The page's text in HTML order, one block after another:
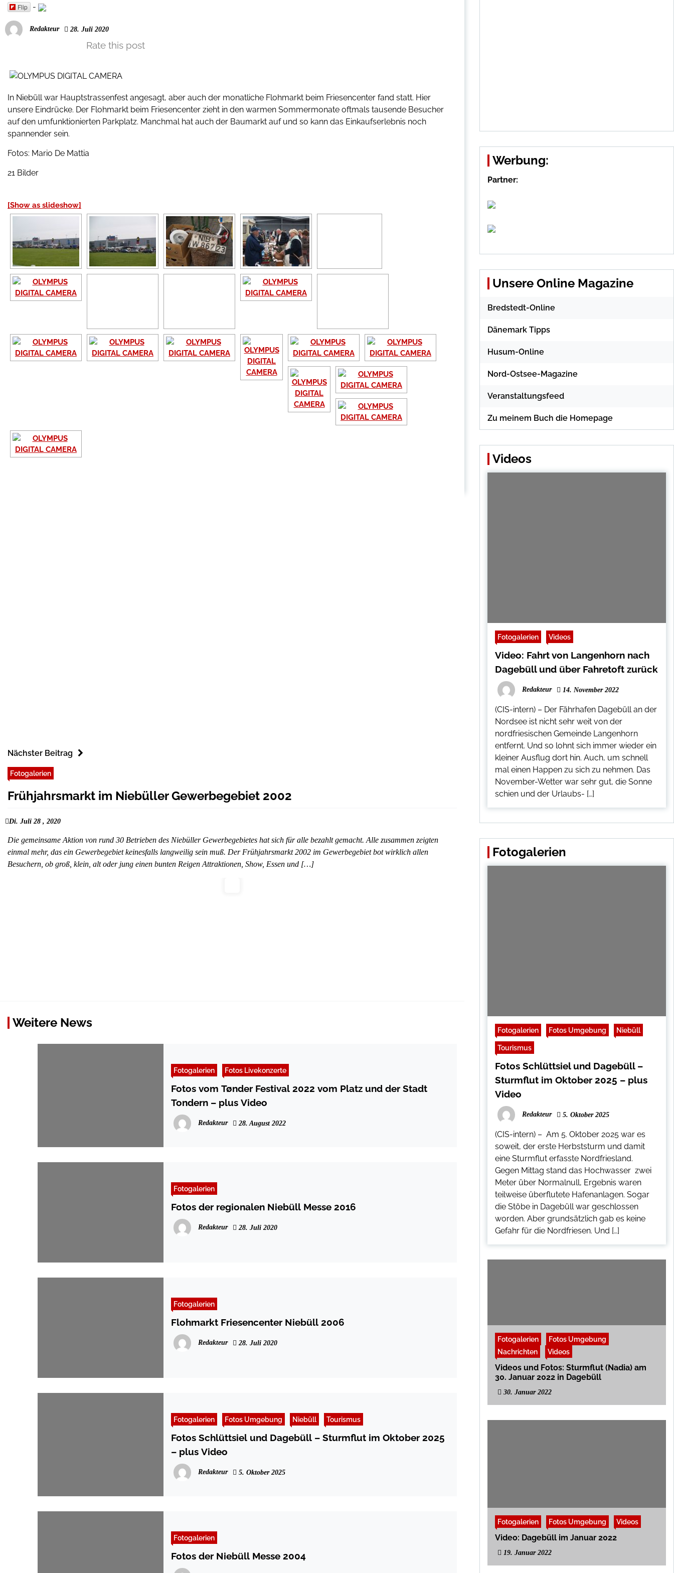
Flip -
Redakteur 28. Juli 2020
Rate this post
In Niebüll war Hauptstrassenfest angesagt, aber auch der monatliche Flohmarkt beim Friesencenter fand statt. Hier
unsere Eindrücke. Der Flohmarkt beim Friesencenter zieht in den warmen Sommermonate oftmals tausende Besucher
auf den umfunktionierten Parkplatz. Manchmal hat auch der Baumarkt auf und so kann das Einkaufserlebnis noch
spannender sein.
Fotos: Mario De Mattia
21 Bilder
[Show as slideshow]
Nächster Beitrag
Fotogalerien
Frühjahrsmarkt im Niebüller Gewerbegebiet 2002
Di. Juli 28 , 2020
Die gemeinsame Aktion von rund 30 Betrieben des Niebüller Gewerbegebietes hat sich für alle bezahlt gemacht. Alle zusammen zeigten
einmal mehr, das ein Gewerbegebiet keinesfalls langweilig sein muß. Der Frühjahrsmarkt 2002 im Gewerbegebiet bot wirklich allen
Besuchern, ob groß, klein, alt oder jung einen bunten Reigen Attraktionen, Show, Essen und […]
Weitere News
Fotogalerien Fotos Livekonzerte
Fotos vom Tønder Festival 2022 vom Platz und der Stadt
Tondern – plus Video
Redakteur 28. August 2022
Fotogalerien
Fotos der regionalen Niebüll Messe 2016
Redakteur 28. Juli 2020
Fotogalerien
Flohmarkt Friesencenter Niebüll 2006
Redakteur 28. Juli 2020
Fotogalerien Fotos Umgebung Niebüll Tourismus
Fotos Schlüttsiel und Dagebüll – Sturmflut im Oktober 2025
– plus Video
Redakteur 5. Oktober 2025
Fotogalerien
Fotos der Niebüll Messe 2004
Werbung:
Partner:
Unsere Online Magazine
Bredstedt-Online
Dänemark Tipps
Husum-Online
Nord-Ostsee-Magazine
Veranstaltungsfeed
Zu meinem Buch die Homepage
Videos
Fotogalerien Videos
Video: Fahrt von Langenhorn nach
Dagebüll und über Fahretoft zurück
Redakteur 14. November 2022
(CIS-intern) – Der Fährhafen Dagebüll an der
Nordsee ist nicht sehr weit von der
nordfriesischen Gemeinde Langenhorn
entfernt. Und so lohnt sich immer wieder ein
kleiner Ausflug dort hin. Auch, um schnell
mal einen Happen zu sich zu nehmen. Das
November-Wetter war sehr gut, die Sonne
schien und der Urlaubs- […]
Fotogalerien
Fotogalerien Fotos Umgebung Niebüll
Tourismus
Fotos Schlüttsiel und Dagebüll –
Sturmflut im Oktober 2025 – plus
Video
Redakteur 5. Oktober 2025
(CIS-intern) – Am 5. Oktober 2025 war es
soweit, der erste Herbststurm und damit
eine Sturmflut erfasste Nordfriesland.
Gegen Mittag stand das Hochwasser zwei
Meter über Normalnull, Ergebnis waren
teilweise überflutete Hafenanlagen. Sogar
die Stöbe in Dagebüll war geschlossen
worden. Aber grundsätzlich gab es keine
Gefahr für die Nordfriesen. Und […]
Fotogalerien
Fotos Umgebung
Nachrichten
Videos
Videos und Fotos: Sturmflut (Nadia) am
30. Januar 2022 in Dagebüll
30. Januar 2022
Fotogalerien Fotos Umgebung Videos
Video: Dagebüll im Januar 2022
19. Januar 2022